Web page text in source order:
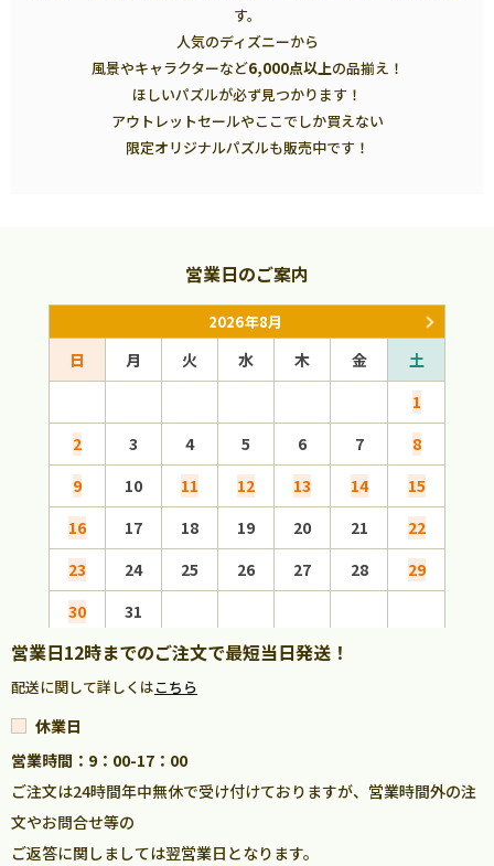
す。
人気のディズニーから
風景やキャラクターなど6,000点以上の品揃え！
ほしいパズルが必ず見つかります！
アウトレットセールやここでしか買えない
限定オリジナルパズルも販売中です！
営業日のご案内
2026年8月
日 月 火 水 木 金
土
1
2
3 4 5 6 7
8
9
10 11 12 13 14
15
16
17 18 19 20 21
22
23
24 25 26 27 28
29
30
31
営業日12時までのご注文で最短当日発送！
配送に関して詳しくはこちら
休業日
営業時間：9：00-17：00
ご注文は24時間年中無休で受け付けておりますが、営業時間外の注
文やお問合せ等の
ご返答に関しましては翌営業日となります。